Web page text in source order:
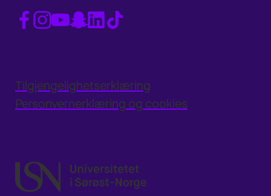
Tilgjengelighetserklæring
Personvernerklæring og cookies